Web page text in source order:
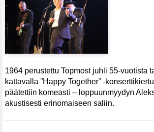
1964 perustettu Topmost juhli 55-vuotista
kattavalla ”Happy Together” -
päätettiin komeasti – loppuunmyydyn
akustisesti erinomaiseen saliin.